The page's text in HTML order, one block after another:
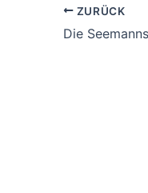
ZURÜCK
Die